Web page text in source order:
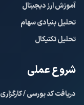
آموزش ارز دیجیتال
تحلیل بنیادی سهام
تحلیل تکنیکال
شروع عملی
دریافت کد بورسی / کارگزاری